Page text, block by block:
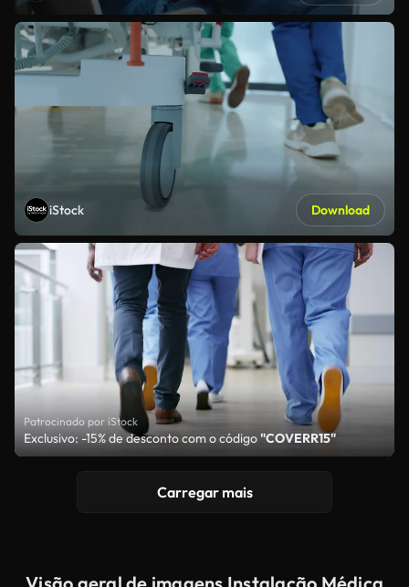
iStock Download
Patrocinado por iStock
Exclusivo: -15% de desconto com o código"COVERR15"
Carregar mais